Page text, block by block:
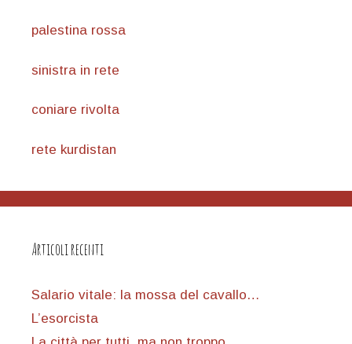
palestina rossa
sinistra in rete
coniare rivolta
rete kurdistan
Articoli recenti
Salario vitale: la mossa del cavallo…
L’esorcista